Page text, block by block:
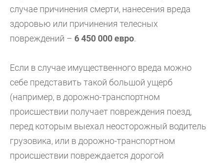
случае причинения смерти, нанесения вреда
здоровью или причинения телесных
повреждений – 6 450 000 евро.
Если в случае имущественного вреда можно
себе представить такой большой ущерб
(например, в дорожно-транспортном
происшествии получает повреждения поезд,
перед которым выехал неосторожный водитель
грузовика, или в дорожно-транспортном
происшествии повреждается дорогой